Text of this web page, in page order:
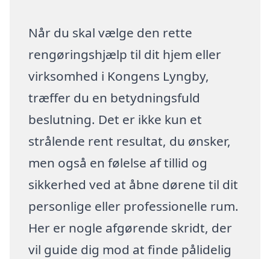
Når du skal vælge den rette
rengøringshjælp til dit hjem eller
virksomhed i Kongens Lyngby,
træffer du en betydningsfuld
beslutning. Det er ikke kun et
strålende rent resultat, du ønsker,
men også en følelse af tillid og
sikkerhed ved at åbne dørene til dit
personlige eller professionelle rum.
Her er nogle afgørende skridt, der
vil guide dig mod at finde pålidelig